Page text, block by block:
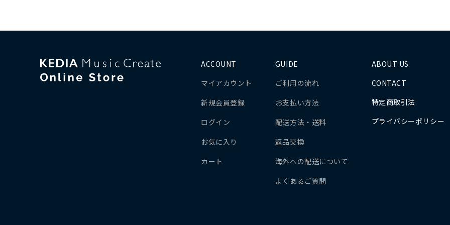
ACCOUNT
マイアカウント
新規会員登録
ログイン
お気に入り
カート
GUIDE
ご利用の流れ
お支払い方法
配送方法・送料
返品交換
海外への配送について
よくあるご質問
ABOUT US
CONTACT
特定商取引法
プライバシーポリシー